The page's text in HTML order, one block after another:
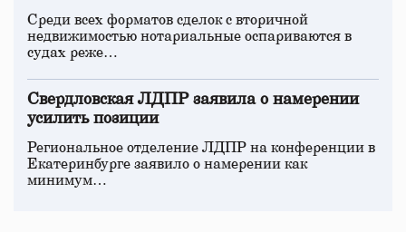
Среди всех форматов сделок с вторичной
недвижимостью нотариальные оспариваются в
судах реже…
Свердловская ЛДПР заявила о намерении
усилить позиции
Региональное отделение ЛДПР на конференции в
Екатеринбурге заявило о намерении как
минимум…